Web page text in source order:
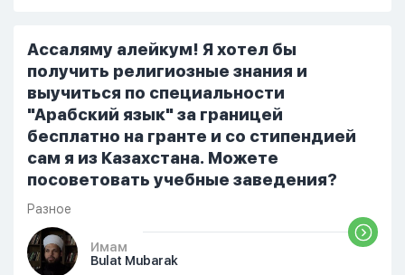
Ассаляму алейкум! Я хотел бы
получить религиозные знания и
выучиться по специальности
"Арабский язык" за границей
бесплатно на гранте и со стипендией
сам я из Казахстана. Можете
посоветовать учебные заведения?
Разное
Имам
Bulat Mubarak